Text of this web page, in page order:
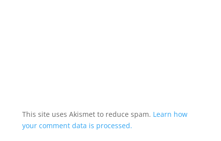
This site uses Akismet to reduce spam. Learn how
your comment data is processed.